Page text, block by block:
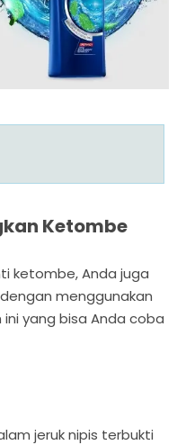
Ketombe
ketombe, Anda juga
menggunakan
yang bisa Anda coba
jeruk nipis terbukti